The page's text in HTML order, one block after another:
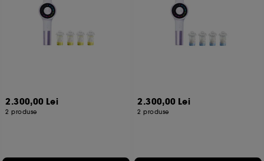
2.300,00 Lei
2 produse
2.300,00 Lei
2 produse